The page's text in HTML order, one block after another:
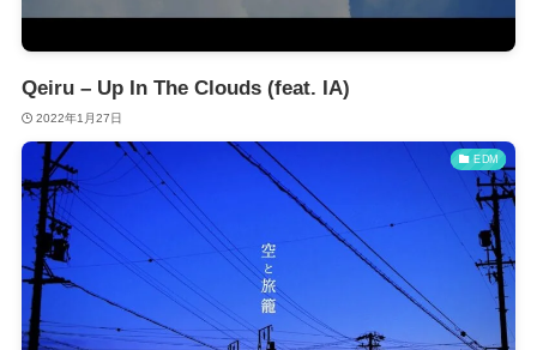
Qeiru – Up In The Clouds (feat. IA)
2022年1月27日
EDM